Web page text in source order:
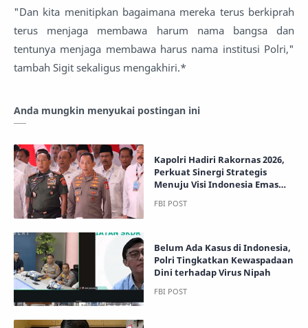
"Dan kita menitipkan bagaimana mereka terus berkiprah
terus menjaga membawa harum nama bangsa dan
tentunya menjaga membawa harus nama institusi Polri,"
tambah Sigit sekaligus mengakhiri.*
Anda mungkin menyukai postingan ini
Kapolri Hadiri Rakornas 2026,
Perkuat Sinergi Strategis
Menuju Visi Indonesia Emas
Belum Ada Kasus di Indonesia,
Polri Tingkatkan Kewaspadaan
Dini terhadap Virus Nipah